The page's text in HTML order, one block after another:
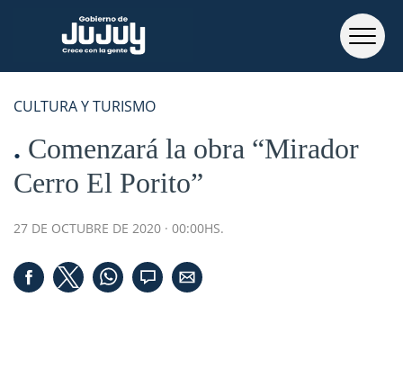
CULTURA Y TURISMO
Comenzará la obra “Mirador
Cerro El Porito”
27 DE OCTUBRE DE 2020 · 00:00HS.